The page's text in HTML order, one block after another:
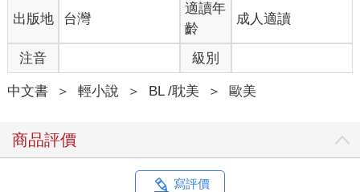
「我……有錢？我都不知道這個，不過謝了。」他一邊說，一邊
咬了一口三明治。「要來點嗎？」
「不，完全不要。」我回頭看向傑克森。「好吧，我會接手你的
客戶，但你欠我一次。你什麼時候要我再去刺探他們的想法？」
「兩點，盡量不要刺探任何東西，上次你那麼做，害我們收到了
評論下面吹捧我們的那個客戶。」
「那是你用塔克的帳號發的。」傑克森提醒我。
「噢操，對，我怎麼忘了？」我喜歡假裝不記得這檔事，讓情況
出版地 台灣
適讀年
齡
成人適讀
注音 級別
中文書 ＞ 輕小說 ＞ BL /耽美 ＞ 歐美
商品評價
寫評價